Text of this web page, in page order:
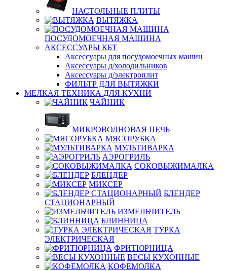
НАСТОЛЬНЫЕ ПЛИТЫ
ВЫТЯЖКА
ПОСУДОМОЕЧНАЯ МАШИНА
АКСЕССУАРЫ КБТ
Аксессуары для посудомоечных машин
Аксессуары д/холодильников
Аксессуары д/электроплит
ФИЛЬТР ДЛЯ ВЫТЯЖКИ
МЕЛКАЯ ТЕХНИКА ДЛЯ КУХНИ
ЧАЙНИК
МИКРОВОЛНОВАЯ ПЕЧЬ
МЯСОРУБКА
МУЛЬТИВАРКА
АЭРОГРИЛЬ
СОКОВЫЖИМАЛКА
БЛЕНДЕР
МИКСЕР
БЛЕНДЕР
СТАЦИОНАРНЫЙ
ИЗМЕЛЬЧИТЕЛЬ
БЛИННИЦА
ТУРКА
ЭЛЕКТРИЧЕСКАЯ
ФРИТЮРНИЦА
ВЕСЫ КУХОННЫЕ
КОФЕМОЛКА